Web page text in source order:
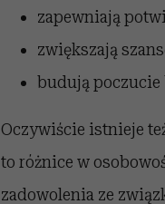
zapewniają
zwiększają
budują
Oczywiście istnieje
to różnice w
zadowolenia ze